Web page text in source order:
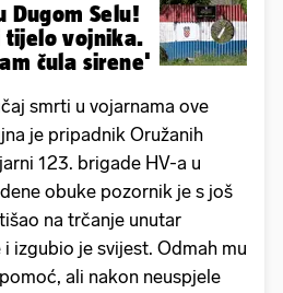
Dugom Selu!
tijelo vojnika.
čula sirene'
smrti u vojarnama ove
je pripadnik Oružanih
123. brigade HV-a u
obuke pozornik je s još
na trčanje unutar
izgubio je svijest. Odmah mu
ali nakon neuspjele